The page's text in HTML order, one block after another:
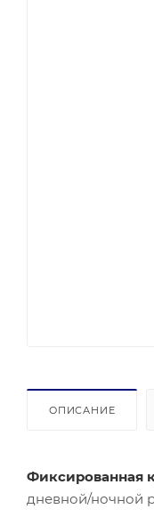
ОПИСАНИЕ
Фиксированная
дневной/ночной